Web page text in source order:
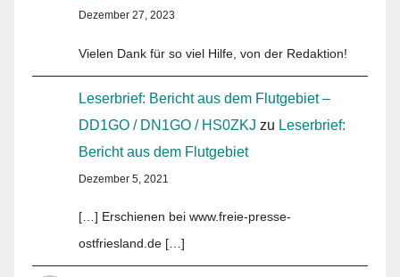
Dezember 27, 2023
Vielen Dank für so viel Hilfe, von der Redaktion!
Leserbrief: Bericht aus dem Flutgebiet –
DD1GO / DN1GO / HS0ZKJ zu Leserbrief:
Bericht aus dem Flutgebiet
Dezember 5, 2021
[…] Erschienen bei www.freie-presse-
ostfriesland.de […]